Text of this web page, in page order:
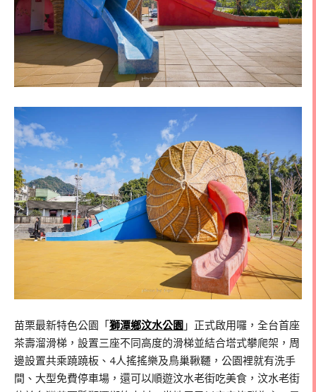
苗栗最新特色公園「獅潭鄉汶水公園 」正式啟用囉，全台首座
茶壽溜滑梯，設置三座不同高度的滑梯並結合塔式攀爬架，周
邊設置共乘蹺蹺板、4人搖搖樂及鳥巢鞦韆，公園裡就有洗手
間、大型免費停車場，還可以順遊汶水老街吃美食，汶水老街